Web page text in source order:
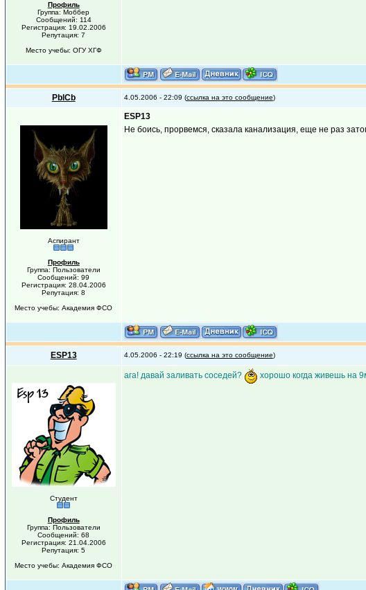
Профиль
Группа: Моббер
Сообщений: 114
Регистрация: 19.02.2006
Репутация: 7
Место учебы: ОГУ ХГФ
PblCb 4.05.2006 - 22:09 (ссылка на это сообщение)
Аспирант
Профиль
Группа: Пользователи
Сообщений: 99
Регистрация: 28.04.2006
Репутация: 8
Место учебы: Академия ФСО
ESP13
Не боись, прорвемся, сказала канализация, еще не раз
ESP13 4.05.2006 - 22:19 (ссылка на это сообщение)
Студент
Профиль
Группа: Пользователи
Сообщений: 68
Регистрация: 21.04.2006
Репутация: 5
Место учебы: Академия ФСО
ага! давай заливать соседей? хорошо когда живешь на